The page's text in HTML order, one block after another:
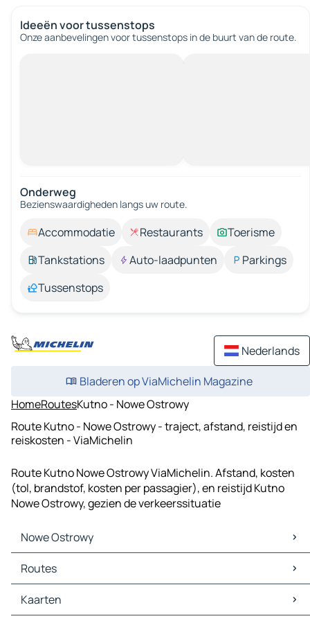
Ideeën voor tussenstops
Onze aanbevelingen voor tussenstops in de buurt van de route.
Onderweg
Bezienswaardigheden langs uw route.
Accommodatie Restaurants
Toerisme
Tankstations
Auto-laadpunten
Parkings
Tussenstops
Nederlands
Bladeren op ViaMichelin Magazine
HomeRoutesKutno - Nowe Ostrowy
Route Kutno - Nowe Ostrowy - traject, afstand, reistijd en
reiskosten - ViaMichelin
Route Kutno Nowe Ostrowy ViaMichelin. Afstand, kosten
(tol, brandstof, kosten per passagier), en reistijd Kutno
Nowe Ostrowy, gezien de verkeerssituatie
Nowe Ostrowy
Nowe Ostrowy Kaarten
Nowe Ostrowy Verkeer
Nowe Ostrowy Hotels
Nowe Ostrowy Restaurants
Routes
Routes Nowe Ostrowy - Kutno
Routes Nowe Ostrowy - Krośniewice
Kaarten